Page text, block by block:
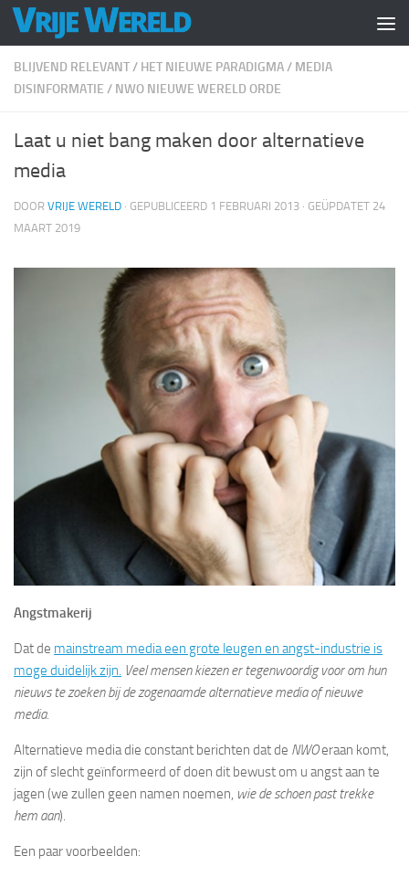
Doorgaan naar inhoud
BLIJVEND RELEVANT/ HET NIEUWE PARADIGMA/ MEDIA
DISINFORMATIE / NWO NIEUWE WERELD ORDE
Laat u niet bang maken door alternatieve
media
DOOR VRIJE WERELD · GEPUBLICEERD 1 FEBRUARI 2013 · GEÜPDATET 24
MAART 2019
Angstmakerij
Dat de mainstream media een grote leugen en angst-industrie is
moge duidelijk zijn. Veel mensen kiezen er tegenwoordig voor om hun
nieuws te zoeken bij de zogenaamde alternatieve media of nieuwe
media.
Alternatieve media die constant berichten dat de NWOeraan komt,
zijn of slecht geïnformeerd of doen dit bewust om u angst aan te
jagen (we zullen geen namen noemen, wie de schoen past trekke
hem aan).
Een paar voorbeelden: